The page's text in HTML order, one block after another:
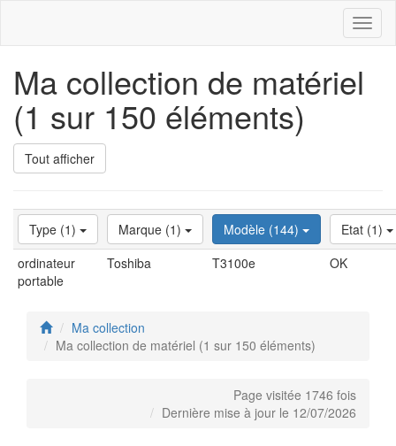
Ma collection de matériel
(1 sur 150 éléments)
Tout afficher
Type (1) Marque (1) Modèle (144)
Etat (1)
ordinateur
portable
Toshiba T3100e OK
Ma collection
Ma collection de matériel (1 sur 150 éléments)
Page visitée 1746 fois
Dernière mise à jour le 12/07/2026